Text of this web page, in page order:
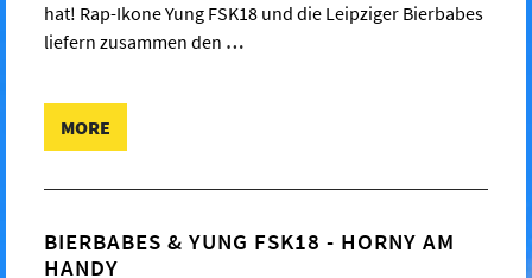
hat! Rap-Ikone Yung FSK18 und die Leipziger Bierbabes
liefern zusammen den …
MORE
BIERBABES & YUNG FSK18 - HORNY AM
HANDY